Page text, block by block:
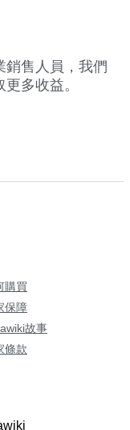
銷售人員，我們
多收益。
購買
保障
故事
條款